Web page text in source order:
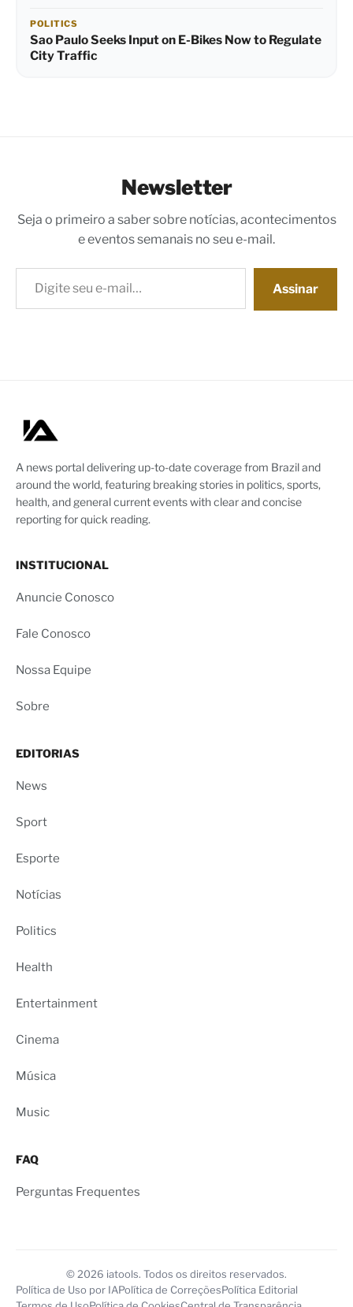
POLITICS
Sao Paulo Seeks Input on E-Bikes Now to Regulate
City Traffic
Newsletter
Seja o primeiro a saber sobre notícias, acontecimentos
e eventos semanais no seu e-mail.
Digite seu e-mail…
Assinar
A news portal delivering up-to-date coverage from Brazil and
around the world, featuring breaking stories in politics, sports,
health, and general current events with clear and concise
reporting for quick reading.
INSTITUCIONAL
Anuncie Conosco
Fale Conosco
Nossa Equipe
Sobre
EDITORIAS
News
Sport
Esporte
Notícias
Politics
Health
Entertainment
Cinema
Música
Music
FAQ
Perguntas Frequentes
© 2026 iatools. Todos os direitos reservados.
Política de Uso por IAPolítica de CorreçõesPolítica Editorial